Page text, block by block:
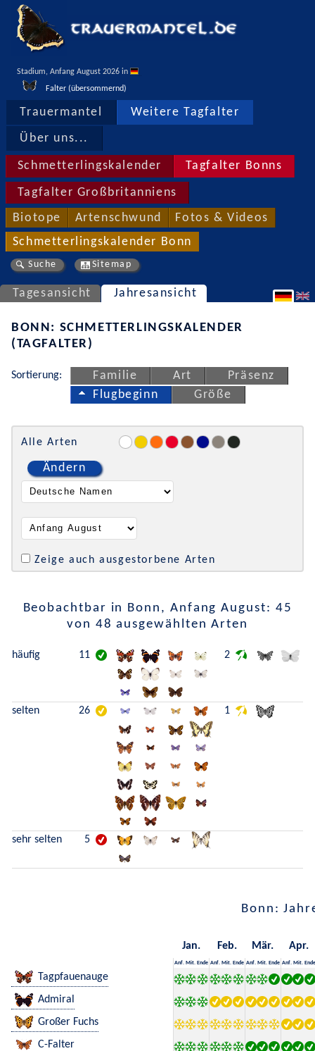
Stadium, Anfang August 2026 in
Falter (übersommernd)
Trauermantel Weitere Tagfalter
Über uns...
Schmetterlingskalender Tagfalter Bonns
Tagfalter Großbritanniens
Biotope Artenschwund Fotos & Videos
Schmetterlingskalender Bonn
Suche Sitemap
Tagesansicht Jahresansicht
BONN: SCHMETTERLINGSKALENDER
(TAGFALTER)
Sortierung: Familie Art
Präsenz
Flugbeginn
Größe
Alle Arten
Ändern
Zeige auch ausgestorbene Arten
Beobachtbar in Bonn, Anfang August: 45
von 48 ausgewählten Arten
häufig 11 2
selten 26 1
sehr selten 5
Bonn:
Jan. Feb. Mär. Apr.
Anf. Mit. Ende Anf. Mit. Ende Anf. Mit. Ende Anf. Mit. Ende
Tagpfauenauge
Admiral
Großer Fuchs
C-Falter